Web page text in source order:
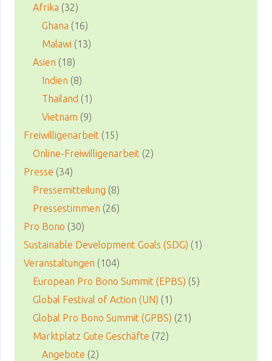
Afrika (32)
Ghana (16)
Malawi (13)
Asien (18)
Indien (8)
Thailand (1)
Vietnam (9)
Freiwilligenarbeit (15)
Online-Freiwilligenarbeit (2)
Presse (34)
Pressemitteilung (8)
Pressestimmen (26)
Pro Bono (30)
Sustainable Development Goals (SDG) (1)
Veranstaltungen (104)
European Pro Bono Summit (EPBS) (5)
Global Festival of Action (UN) (1)
Global Pro Bono Summit (GPBS) (21)
Marktplatz Gute Geschäfte (72)
Angebote (2)